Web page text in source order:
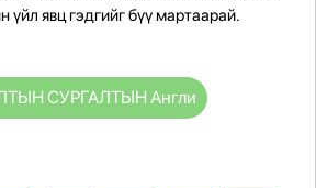
үйл явц гэдгийг бүү мартаарай.
СУРГАЛТЫН Англи